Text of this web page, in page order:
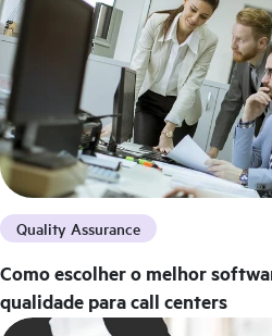
Quality Assurance
Como escolher o melhor
qualidade para call centers